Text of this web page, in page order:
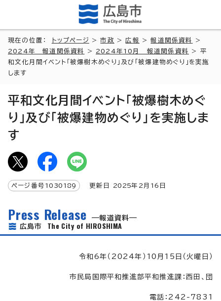
現在の位置： トップページ >市政 >広報 >報道関係資料
>
2024年 報道関係資料
> 2024年10月 報道関係資料
> 平
和文化月間イベント「被爆樹木めぐり」及び「被爆建物めぐり」を実施
します
平和文化月間イベント「被爆樹木めぐ
り」及び「被爆建物めぐり」を実施しま
す
ページ番号 1030189 更新日 2025年2月 16 日
Press Release
報道資料
広島市 The City of HIROSHIMA
令和6年（2024年）10月15日（火曜日）
市民局国際平和推進部平和推進課：西田、団
電話：242-7831